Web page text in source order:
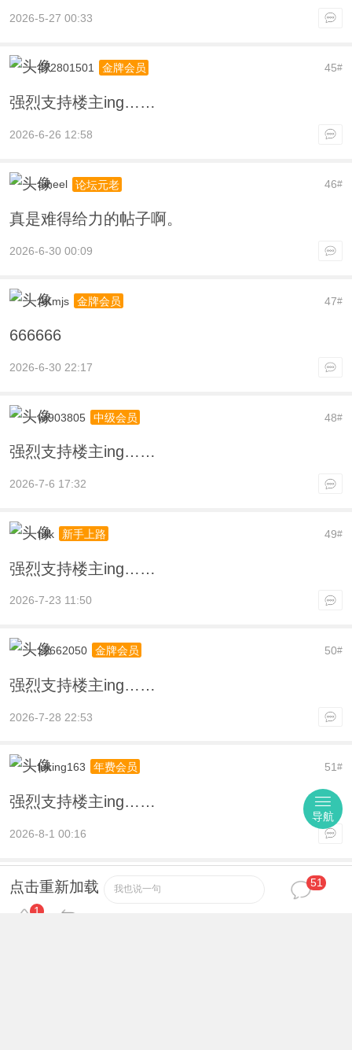
2026-5-27 00:33
45#
472801501 金牌会员
强烈支持楼主ing……
2026-6-26 12:58
46#
aiheel 论坛元老
真是难得给力的帖子啊。
2026-6-30 00:09
47#
AKmjs 金牌会员
666666
2026-6-30 22:17
48#
wi903805 中级会员
强烈支持楼主ing……
2026-7-6 17:32
49#
nllk 新手上路
强烈支持楼主ing……
2026-7-23 11:50
50#
z2662050 金牌会员
强烈支持楼主ing……
2026-7-28 22:53
51#
luking163 年费会员
强烈支持楼主ing……
2026-8-1 00:16
52
yoona99 高级会员
强烈支持楼主ing……
点击重新加载 我也说一句
51
1
导航